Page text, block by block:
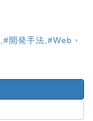
#開発手法 #Web・